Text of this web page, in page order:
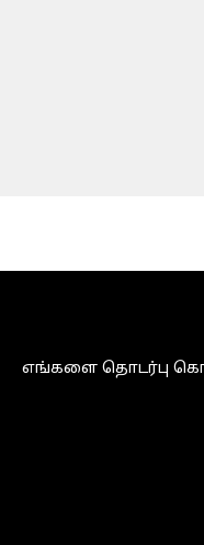
எங்களை தொடர்பு